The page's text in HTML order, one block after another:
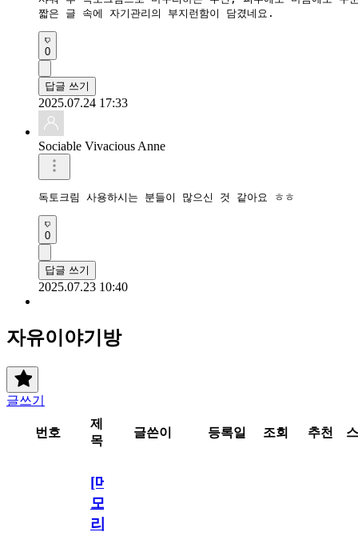
짧은 글 속에 자기관리의 부지런함이 담겼네요.
0
답글 쓰기
2025.07.24 17:33
Sociable Vivacious Anne
독토크림 사용하시는 분들이 많으신 것 같아요 ㅎㅎ
0
답글 쓰기
2025.07.23 10:40
자유이야기방
글쓰기
번호
제
목
글쓴이 등록일 조회 추천
[메
모
리